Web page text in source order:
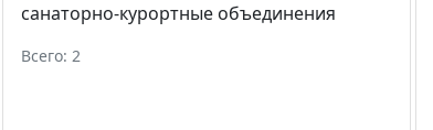
санаторно-курортные объединения
Всего: 2